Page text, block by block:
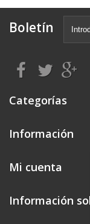
Boletín
Categorías
Información
Mi cuenta
Información